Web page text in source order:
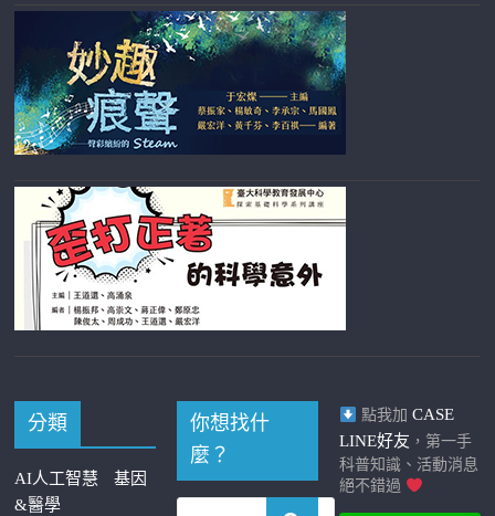
分類
AI人工智慧
基因
&醫學
你想找什
麼？
點我加 CASE
LINE好友 ，第一手
科普知識、活動消息
絕不錯過